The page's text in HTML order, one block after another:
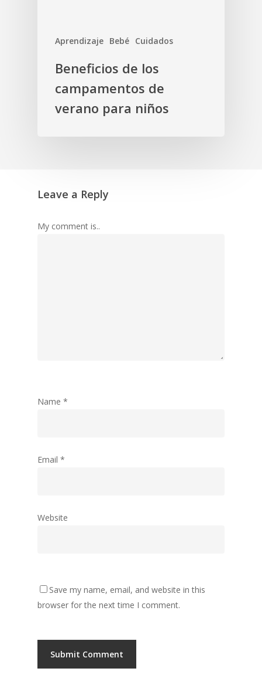
Aprendizaje Bebé Cuidados
Beneficios de los
campamentos de
verano para niños
Leave a Reply
My comment is..
Name *
Email *
Website
Save my name, email, and website in this
browser for the next time I comment.